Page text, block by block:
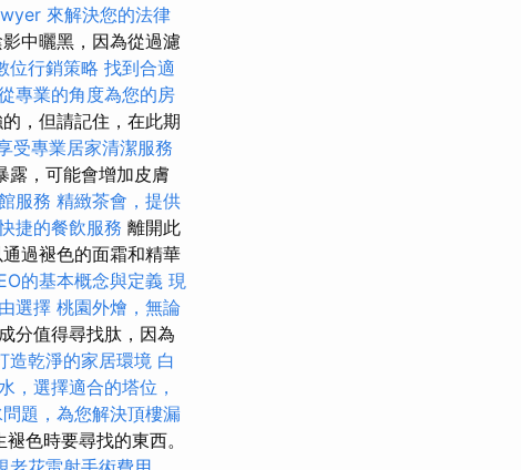
來解決您的法律
中曬黑，因為從過濾
位行銷策略 找到合適
專業的角度為您的房
，但請記住，在此期
受專業居家清潔服務
露，可能會增加皮膚
服務 精緻茶會，提供
捷的餐飲服務 離開此
過褪色的面霜和精華
的基本概念與定義 現
選擇 桃園外燴，無論
分值得尋找肽，因為
造乾淨的家居環境 白
，選擇適合的塔位，
題，為您解決頂樓漏
色時要尋找的東西。